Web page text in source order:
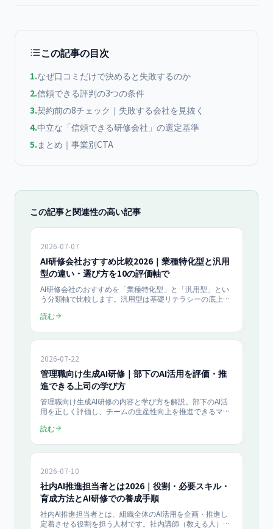
この記事の目次
1.なぜ口コミだけで決めると失敗するのか
2.信頼できる評判の3つの条件
3.契約前の8チェック｜失敗する会社を見抜く
4.中立な「信頼できる研修会社」の選定基準
5.まとめ｜事業別CTA
この記事と関連性の高い記事
2026-07-07
AI研修会社おすすめ比較2026｜業種特化型と汎用
型の違い・選び方を10の評価軸で
AI研修会社のおすすめを「業種特化型」と「汎用型」とい
う分類軸で比較します。汎用型は基礎リテラシーの底上げ
があります。10の評価軸でタイプ別の向き不向きを整理
読む
2026-07-22
管理職向け生成AI研修｜部下のAI活用を評価・推
進できる上司の学び方
管理職向け生成AI研修の内容と学び方を解説。部下のAI活
用を正しく評価し、チームの生産性向上を推進できるマネ
研修プログラム例をまとめました。当社はライト（半日）
読む
2026-07-10
社内AI推進担当者とは2026｜役割・必要スキル・
育成方法とAI研修での養成手順
社内AI推進担当者とは、組織全体のAI活用を企画・推進し
定着させる役割を担う人材です。社内講師（教える人）と